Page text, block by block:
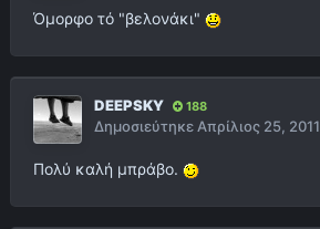
Όμορφο τό "βελονάκι"
DEEPSKY 188
ΔημοσιεύτηκεΑπρίλιος 25, 2011
Πολύ καλή μπράβο.